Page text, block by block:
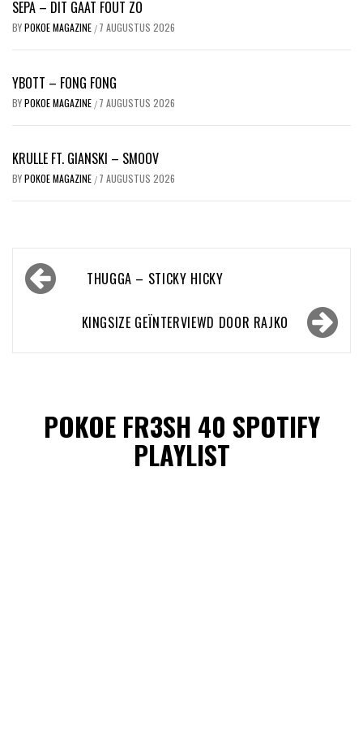
SEPA – DIT GAAT FOUT ZO
BYPOKOE MAGAZINE / 7 AUGUSTUS 2026
YBOTT – FONG FONG
BYPOKOE MAGAZINE / 7 AUGUSTUS 2026
KRULLE FT. GIANSKI – SMOOV
BYPOKOE MAGAZINE / 7 AUGUSTUS 2026
Bericht
navigatieTHUGGA – STICKY HICKY
KINGSIZE GEÏNTERVIEWD DOOR RAJKO
POKOE FR3SH 40 SPOTIFY
PLAYLIST